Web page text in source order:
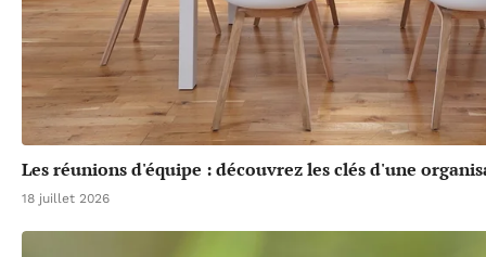
Les réunions d'équipe : découvrez les clés d'une
18 juillet 2026